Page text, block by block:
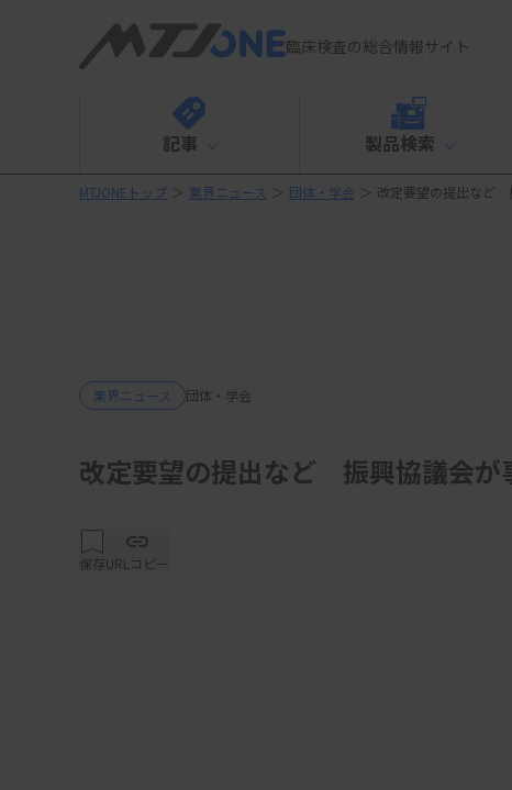
臨床検査の総合情報サイト
記事 製品検索
MTJONEトップ ＞ 業界ニュース ＞ 団体・学会 ＞ 改定要望の提出など
業界ニュース 団体・学会
改定要望の提出など 振興協議会が
保存URLコピー